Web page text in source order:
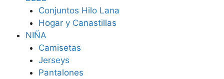
Conjuntos Hilo Lana
Hogar y Canastillas
NIÑA
Camisetas
Jerseys
Pantalones